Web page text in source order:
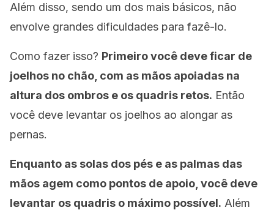
Além disso, sendo um dos mais básicos, não
envolve grandes dificuldades para fazê-lo.
Como fazer isso? Primeiro você deve ficar de
joelhos no chão, com as mãos apoiadas na
altura dos ombros e os quadris retos. Então
você deve levantar os joelhos ao alongar as
pernas.
Enquanto as solas dos pés e as palmas das
mãos agem como pontos de apoio, você deve
levantar os quadris o máximo possível. Além